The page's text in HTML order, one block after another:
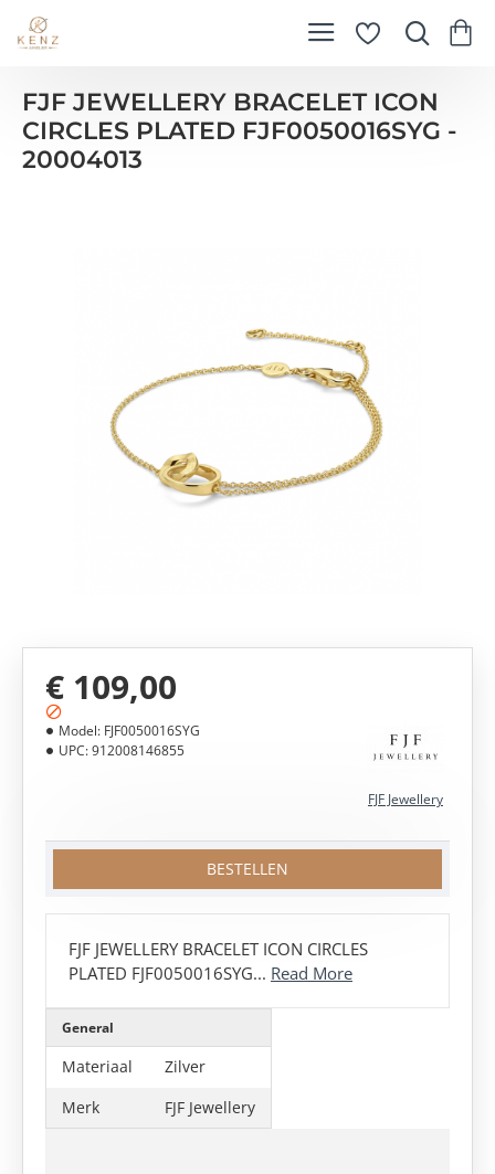
FJF JEWELLERY BRACELET ICON
CIRCLES PLATED FJF0050016SYG -
20004013
Model: FJF0050016SYG
UPC:912008146855
FJF Jewellery
€ 109,00
BESTELLEN
FJF JEWELLERY BRACELET ICON CIRCLES
PLATED FJF0050016SYG... Read More
General
Materiaal
Zilver
Merk
FJF Jewellery